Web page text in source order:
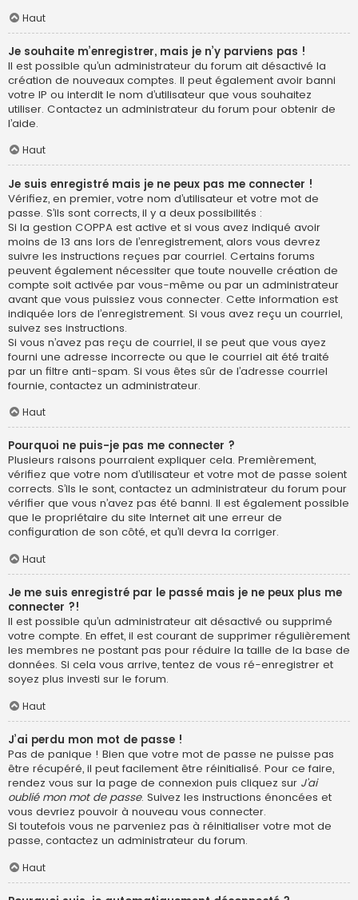
Haut
Je souhaite m’enregistrer, mais je n’y parviens pas !
Il est possible qu’un administrateur du forum ait désactivé la
création de nouveaux comptes. Il peut également avoir banni
votre IP ou interdit le nom d’utilisateur que vous souhaitez
utiliser. Contactez un administrateur du forum pour obtenir de
l’aide.
Haut
Je suis enregistré mais je ne peux pas me connecter !
Vérifiez, en premier, votre nom d’utilisateur et votre mot de
passe. S’ils sont corrects, il y a deux possibilités :
Si la gestion COPPA est active et si vous avez indiqué avoir
moins de 13 ans lors de l’enregistrement, alors vous devrez
suivre les instructions reçues par courriel. Certains forums
peuvent également nécessiter que toute nouvelle création de
compte soit activée par vous-même ou par un administrateur
avant que vous puissiez vous connecter. Cette information est
indiquée lors de l’enregistrement. Si vous avez reçu un courriel,
suivez ses instructions.
Si vous n’avez pas reçu de courriel, il se peut que vous ayez
fourni une adresse incorrecte ou que le courriel ait été traité
par un filtre anti-spam. Si vous êtes sûr de l’adresse courriel
fournie, contactez un administrateur.
Haut
Pourquoi ne puis-je pas me connecter ?
Plusieurs raisons pourraient expliquer cela. Premièrement,
vérifiez que votre nom d’utilisateur et votre mot de passe soient
corrects. S’ils le sont, contactez un administrateur du forum pour
vérifier que vous n’avez pas été banni. Il est également possible
que le propriétaire du site Internet ait une erreur de
configuration de son côté, et qu’il devra la corriger.
Haut
Je me suis enregistré par le passé mais je ne peux plus me
connecter ?!
Il est possible qu’un administrateur ait désactivé ou supprimé
votre compte. En effet, il est courant de supprimer régulièrement
les membres ne postant pas pour réduire la taille de la base de
données. Si cela vous arrive, tentez de vous ré-enregistrer et
soyez plus investi sur le forum.
Haut
J’ai perdu mon mot de passe !
Pas de panique ! Bien que votre mot de passe ne puisse pas
être récupéré, il peut facilement être réinitialisé. Pour ce faire,
rendez vous sur la page de connexion puis cliquez sur J’ai
oublié mon mot de passe. Suivez les instructions énoncées et
vous devriez pouvoir à nouveau vous connecter.
Si toutefois vous ne parveniez pas à réinitialiser votre mot de
passe, contactez un administrateur du forum.
Haut